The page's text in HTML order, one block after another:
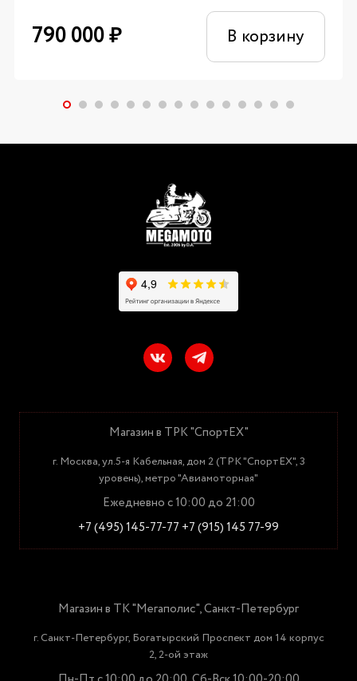
790 000₽ В корзину
Магазин в ТРК "СпортЕХ"
г. Москва, ул.5-я Кабельная, дом 2 (ТРК "СпортЕХ", 3
уровень), метро "Авиамоторная"
Ежедневно с 10:00 до 21:00
+7 (495) 145-77-77 +7 (915) 145 77-99
Магазин в ТК "Мегаполис", Санкт-Петербург
г. Санкт-Петербург, Богатырский Проспект дом 14 корпус
2, 2-ой этаж